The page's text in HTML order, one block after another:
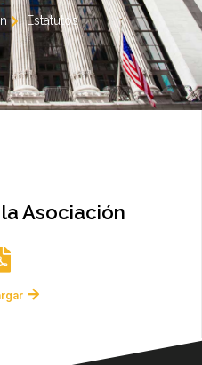
Estatutos
Asociación